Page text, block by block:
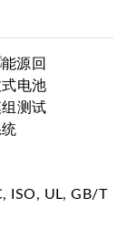
ISO, UL, GB/T